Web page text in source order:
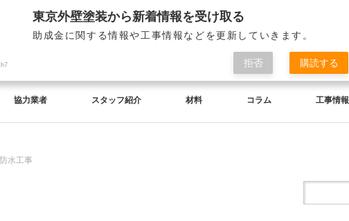
協力業者 スタッフ紹介 材料 コラム 工事情報
水工事
東京外壁塗装から新着情報を受け取る
助成金に関する情報や工事情報などを更新していきます。
拒否 購読する